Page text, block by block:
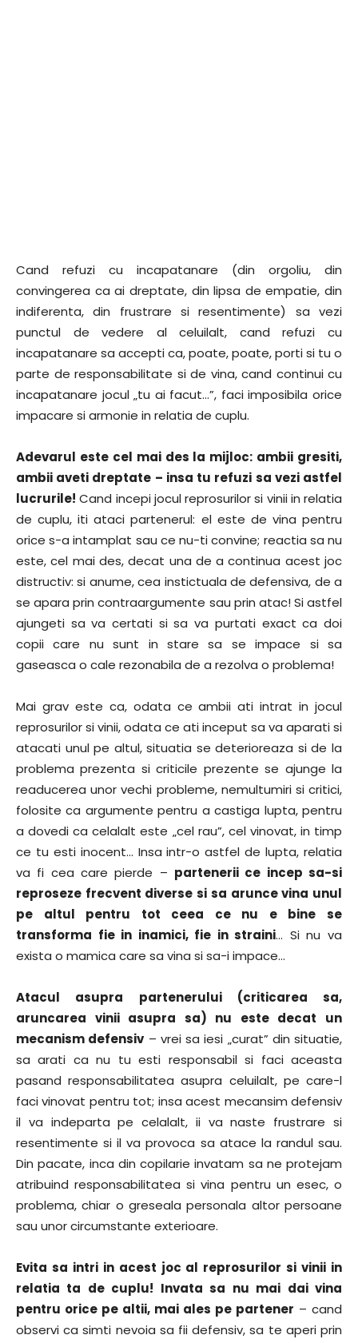
Cand refuzi cu incapatanare (din orgoliu, din
convingerea ca ai dreptate, din lipsa de empatie, din
indiferenta, din frustrare si resentimente) sa vezi
punctul de vedere al celuilalt, cand refuzi cu
incapatanare sa accepti ca, poate, poate, porti si tu o
parte de responsabilitate si de vina, cand continui cu
incapatanare jocul „tu ai facut…”, faci imposibila orice
impacare si armonie in relatia de cuplu.
Adevarul este cel mai des la mijloc: ambii gresiti,
ambii aveti dreptate – insa tu refuzi sa vezi astfel
lucrurile! Cand incepi jocul reprosurilor si vinii in relatia
de cuplu, iti ataci partenerul: el este de vina pentru
orice s-a intamplat sau ce nu-ti convine; reactia sa nu
este, cel mai des, decat una de a continua acest joc
distructiv: si anume, cea instictuala de defensiva, de a
se apara prin contraargumente sau prin atac! Si astfel
ajungeti sa va certati si sa va purtati exact ca doi
copii care nu sunt in stare sa se impace si sa
gaseasca o cale rezonabila de a rezolva o problema!
Mai grav este ca, odata ce ambii ati intrat in jocul
reprosurilor si vinii, odata ce ati inceput sa va aparati si
atacati unul pe altul, situatia se deterioreaza si de la
problema prezenta si criticile prezente se ajunge la
readucerea unor vechi probleme, nemultumiri si critici,
folosite ca argumente pentru a castiga lupta, pentru
a dovedi ca celalalt este „cel rau”, cel vinovat, in timp
ce tu esti inocent… Insa intr-o astfel de lupta, relatia
va fi cea care pierde – partenerii ce incep sa-si
reproseze frecvent diverse si sa arunce vina unul
pe altul pentru tot ceea ce nu e bine se
transforma fie in inamici, fie in straini… Si nu va
exista o mamica care sa vina si sa-i impace…
Atacul asupra partenerului (criticarea sa,
aruncarea vinii asupra sa) nu este decat un
mecanism defensiv – vrei sa iesi „curat” din situatie,
sa arati ca nu tu esti responsabil si faci aceasta
pasand responsabilitatea asupra celuilalt, pe care-l
faci vinovat pentru tot; insa acest mecansim defensiv
il va indeparta pe celalalt, ii va naste frustrare si
resentimente si il va provoca sa atace la randul sau.
Din pacate, inca din copilarie invatam sa ne protejam
atribuind responsabilitatea si vina pentru un esec, o
problema, chiar o greseala personala altor persoane
sau unor circumstante exterioare.
Evita sa intri in acest joc al reprosurilor si vinii in
relatia ta de cuplu! Invata sa nu mai dai vina
pentru orice pe altii, mai ales pe partener – cand
observi ca simti nevoia sa fii defensiv, sa te aperi prin